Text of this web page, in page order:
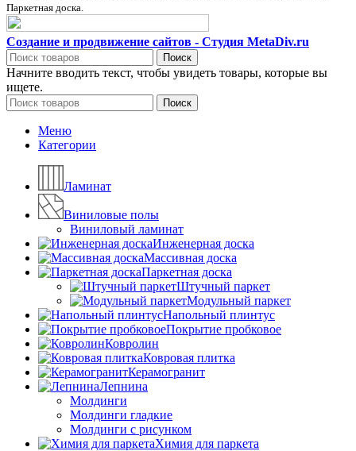
Паркетная доска.
Создание и продвижение сайтов - Студия MetaDiv.ru
Поиск
Начните вводить текст, чтобы увидеть товары, которые вы
ищете.
Поиск
Меню
Категории
Ламинат
Виниловые полы
Виниловый ламинат
Инженерная доска
Массивная доска
Паркетная доска
Штучный паркет
Модульный паркет
Напольный плинтус
Покрытие пробковое
Ковролин
Ковровая плитка
Керамогранит
Лепнина
Молдинги
Молдинги гладкие
Молдинги с рисунком
Химия для паркета